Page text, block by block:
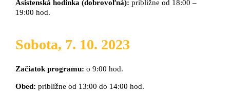
Asistenská hodinka (dobrovoľná): približne od 18:00 –
19:00 hod.
Sobota, 7. 10. 2023
Začiatok programu: o 9:00 hod.
Obed: približne od 13:00 do 14:00 hod.